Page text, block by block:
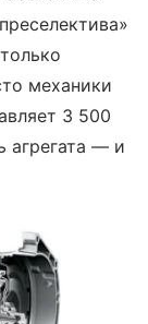
механики
3 500
агрегата — и